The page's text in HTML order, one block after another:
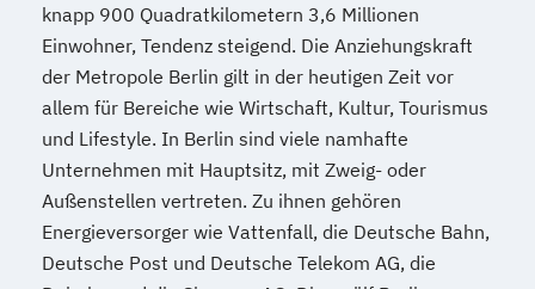
knapp 900 Quadratkilometern 3,6 Millionen
Einwohner, Tendenz steigend. Die Anziehungskraft
der Metropole Berlin gilt in der heutigen Zeit vor
allem für Bereiche wie Wirtschaft, Kultur, Tourismus
und Lifestyle. In Berlin sind viele namhafte
Unternehmen mit Hauptsitz, mit Zweig- oder
Außenstellen vertreten. Zu ihnen gehören
Energieversorger wie Vattenfall, die Deutsche Bahn,
Deutsche Post und Deutsche Telekom AG, die